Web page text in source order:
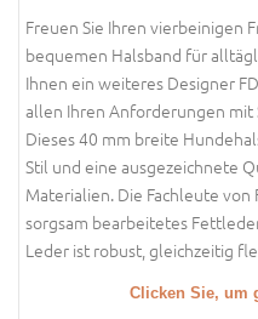
Freuen Sie Ihren vierbeinigen
bequemen Halsband für
Ihnen ein weiteres Designer
allen Ihren Anforderungen
Dieses 40 mm breite
Stil und eine ausgezeichnete
Materialien. Die Fachleute
sorgsam bearbeitetes
Leder ist robust, gleichzeitig
Clicken Sie, um